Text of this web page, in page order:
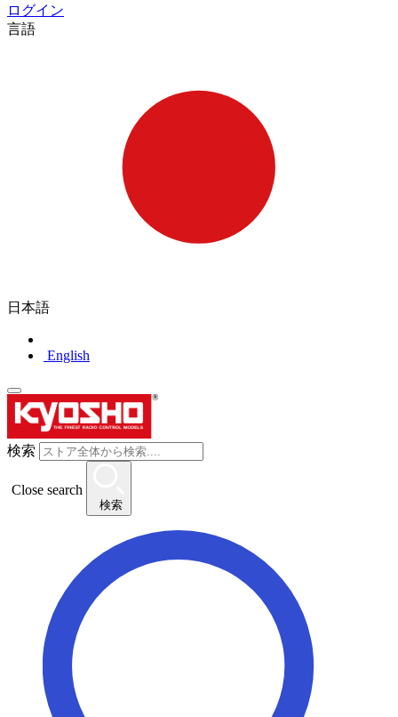
ログイン
言語
日本語
English
検索
Close search
検索